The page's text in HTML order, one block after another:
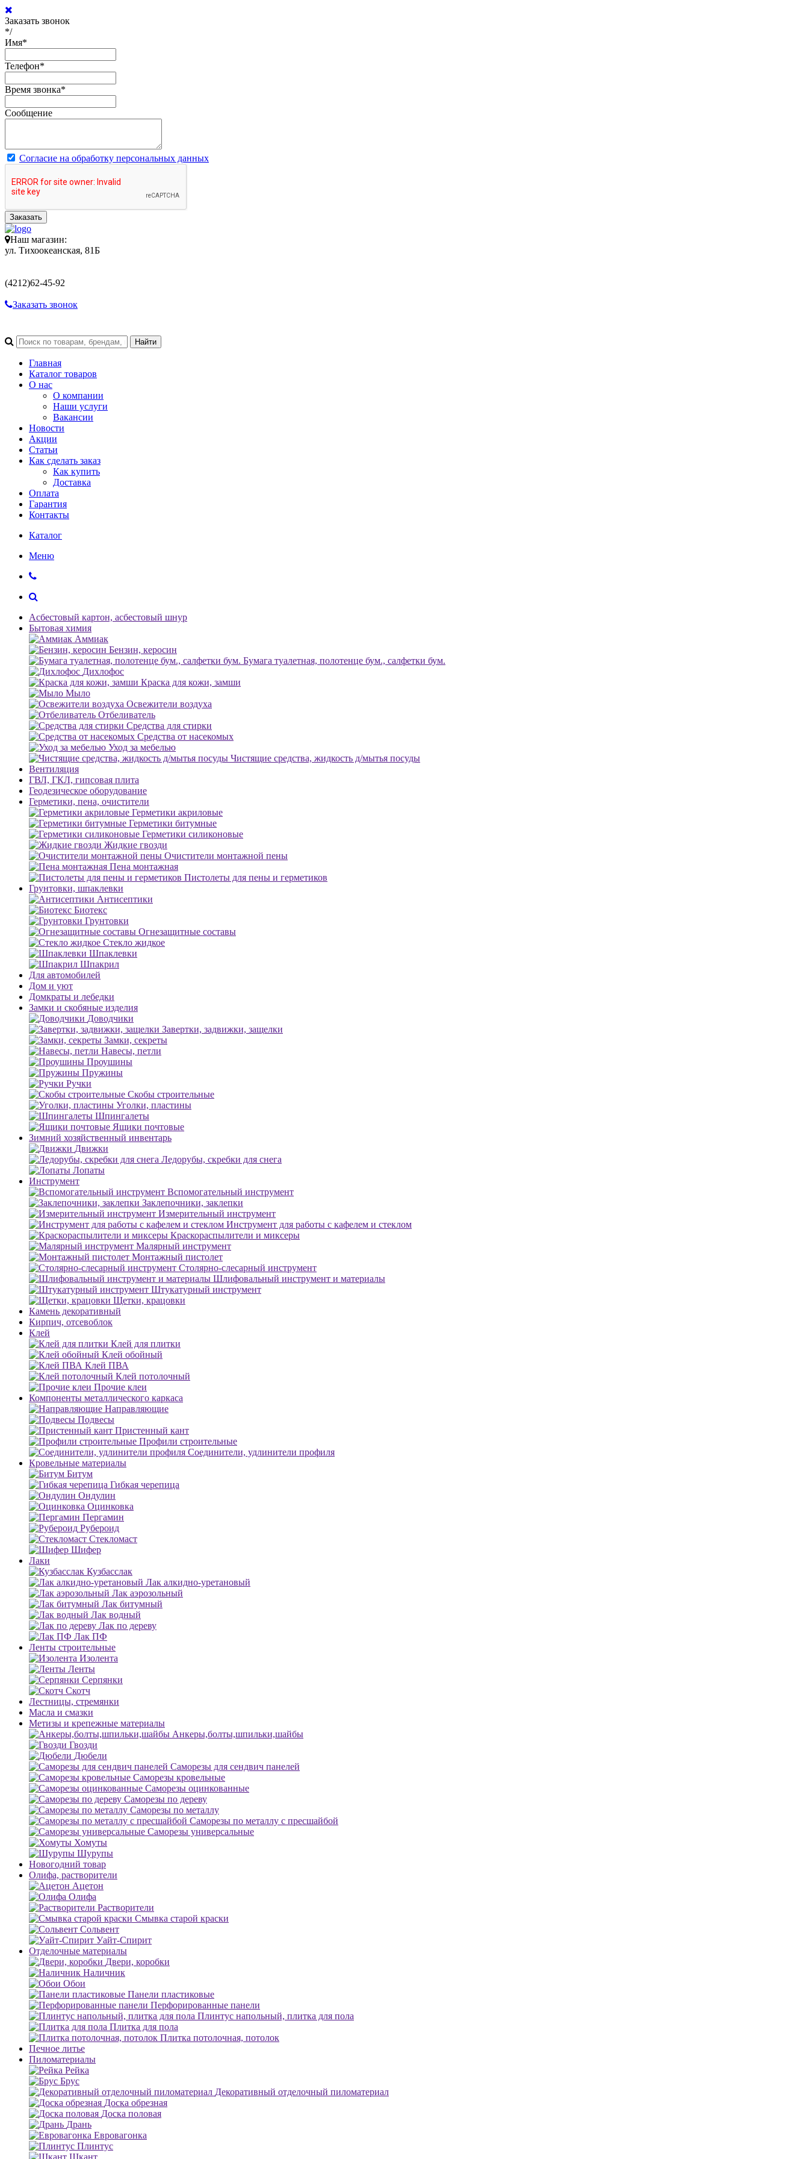
Заказать звонок
*/
Имя*
Телефон*
Время звонка*
Сообщение
Согласие на обработку персональных данных
Заказать
Наш магазин:
ул. Тихоокеанская, 81Б
(4212)62-45-92
Заказать звонок
Главная
Каталог товаров
О нас
О компании
Наши услуги
Вакансии
Новости
Акции
Статьи
Как сделать заказ
Как купить
Доставка
Оплата
Гарантия
Контакты
Каталог
Меню
Асбестовый картон, асбестовый шнур
Бытовая химия
Аммиак
Бензин, керосин
Бумага туалетная, полотенце бум., салфетки бум.
Дихлофос
Краска для кожи, замши
Мыло
Освежители воздуха
Отбеливатель
Средства для стирки
Средства от насекомых
Уход за мебелью
Чистящие средства, жидкость д/мытья посуды
Вентиляция
ГВЛ, ГКЛ, гипсовая плита
Геодезическое оборудование
Герметики, пена, очистители
Герметики акриловые
Герметики битумные
Герметики силиконовые
Жидкие гвозди
Очистители монтажной пены
Пена монтажная
Пистолеты для пены и герметиков
Грунтовки, шпаклевки
Антисептики
Биотекс
Грунтовки
Огнезащитные составы
Стекло жидкое
Шпаклевки
Шпакрил
Для автомобилей
Дом и уют
Домкраты и лебедки
Замки и скобяные изделия
Доводчики
Завертки, задвижки, защелки
Замки, секреты
Навесы, петли
Проушины
Пружины
Ручки
Скобы строительные
Уголки, пластины
Шпингалеты
Ящики почтовые
Зимний хозяйственный инвентарь
Движки
Ледорубы, скребки для снега
Лопаты
Инструмент
Вспомогательный инструмент
Заклепочники, заклепки
Измерительный инструмент
Инструмент для работы с кафелем и стеклом
Краскораспылители и миксеры
Малярный инструмент
Монтажный пистолет
Столярно-слесарный инструмент
Шлифовальный инструмент и материалы
Штукатурный инструмент
Щетки, крацовки
Камень декоративный
Кирпич, отсевоблок
Клей
Клей для плитки
Клей обойный
Клей ПВА
Клей потолочный
Прочие клеи
Компоненты металлического каркаса
Направляющие
Подвесы
Пристенный кант
Профили строительные
Соединители, удлинители профиля
Кровельные материалы
Битум
Гибкая черепица
Ондулин
Оцинковка
Пергамин
Рубероид
Стекломаст
Шифер
Лаки
Кузбасслак
Лак алкидно-уретановый
Лак аэрозольный
Лак битумный
Лак водный
Лак по дереву
Лак ПФ
Ленты строительные
Изолента
Ленты
Серпянки
Скотч
Лестницы, стремянки
Масла и смазки
Метизы и крепежные материалы
Анкеры,болты,шпильки,шайбы
Гвозди
Дюбели
Саморезы для сендвич панелей
Саморезы кровельные
Саморезы оцинкованные
Саморезы по дереву
Саморезы по металлу
Саморезы по металлу с пресшайбой
Саморезы универсальные
Хомуты
Шурупы
Новогодний товар
Олифа, растворители
Ацетон
Олифа
Растворители
Смывка старой краски
Сольвент
Уайт-Спирит
Отделочные материалы
Двери, коробки
Наличник
Обои
Панели пластиковые
Перфорированные панели
Плинтус напольный, плитка для пола
Плитка для пола
Плитка потолочная, потолок
Печное литье
Пиломатериалы
Рейка
Брус
Декоративный отделочный пиломатериал
Доска обрезная
Доска половая
Дрань
Евровагонка
Плинтус
Шкант